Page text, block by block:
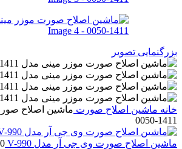
بزرگنمایی تصویر
خانه ماشین اصلاح صورت ماشین اصلاح
1411-0050
ماشین اصلاح صورت وی جی آر مدل V-990 0